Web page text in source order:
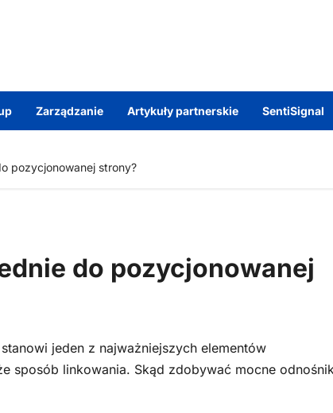
Zarządzanie Artykuły partnerskie SentiSignal
pozycjonowanej strony?
do pozycjonowanej
jeden z najważniejszych elementów
sposób linkowania. Skąd zdobywać mocne